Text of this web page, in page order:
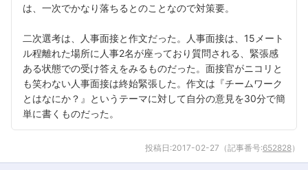
こちらの企業もフォローしませんか？
は、一次でかなり落ちるとのことなので対策要。
二次選考は、人事面接と作文だった。人事面接は、15メート
ル程離れた場所に人事2名が座っており質問される、緊張感
ある状態での受け答えをみるものだった。面接官がニコリと
も笑わない人事面接は終始緊張した。作文は『チームワーク
とはなにか？』というテーマに対して自分の意見を30分で簡
単に書くものだった。
投稿日:2017-02-27 （記事番号:652828）